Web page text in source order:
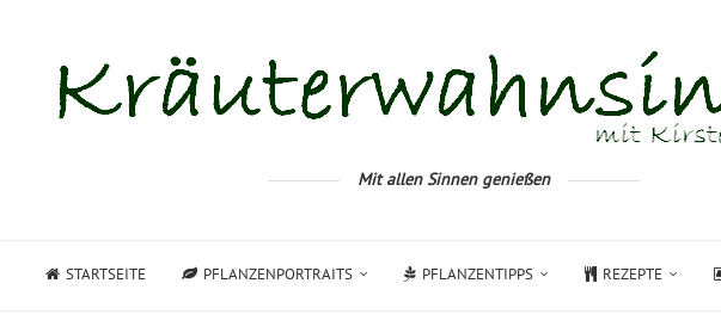
Mit allen Sinnen genießen
STARTSEITE PFLANZENPORTRAITS PFLANZENTIPPS REZEPTE